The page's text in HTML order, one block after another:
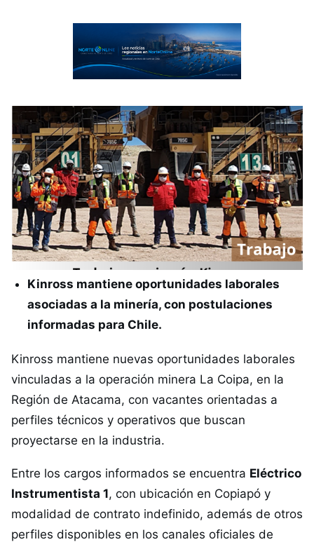
Kinross mantiene oportunidades laborales
asociadas a la minería, con postulaciones
informadas para Chile.
Kinross mantiene nuevas oportunidades laborales
vinculadas a la operación minera La Coipa, en la
Región de Atacama, con vacantes orientadas a
perfiles técnicos y operativos que buscan
proyectarse en la industria.
Entre los cargos informados se encuentra Eléctrico
Instrumentista 1, con ubicación en Copiapó y
modalidad de contrato indefinido, además de otros
perfiles disponibles en los canales oficiales de